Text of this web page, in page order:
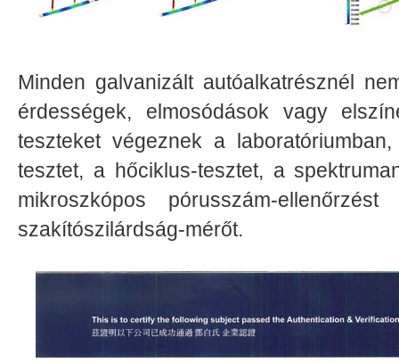
Minden galvanizált autóalkatrésznél
érdességek, elmosódások vagy
teszteket végeznek a
tesztet, a hőciklus-tesztet, a
mikroszkópos pórusszám-
szakítószilárdság-mérőt.